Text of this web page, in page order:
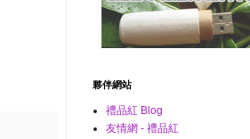
夥伴網站
禮品紅 Blog
友情網 - 禮品紅